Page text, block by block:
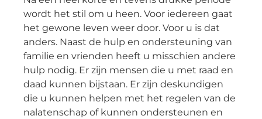
wordt het stil om u heen. Voor iedereen gaat
het gewone leven weer door. Voor u is dat
anders. Naast de hulp en ondersteuning van
familie en vrienden heeft u misschien andere
hulp nodig. Er zijn mensen die u met raad en
daad kunnen bijstaan. Er zijn deskundigen
die u kunnen helpen met het regelen van de
nalatenschap of kunnen ondersteunen en